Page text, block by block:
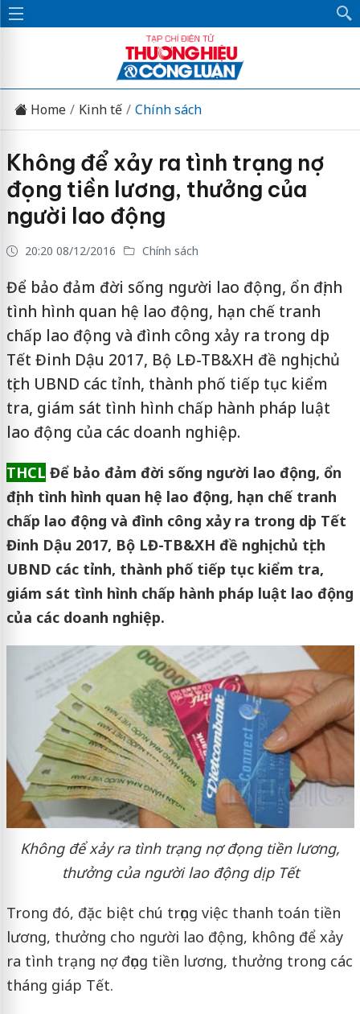
Home Kinh tế Chính sách
Không để xảy ra tình trạng nợ
đọng tiền lương, thưởng của
người lao động
20:20 08/12/2016 Chính sách
Để bảo đảm đời sống người lao động, ổn định
tình hình quan hệ lao động, hạn chế tranh
chấp lao động và đình công xảy ra trong dịp
Tết Đinh Dậu 2017, Bộ LĐ-TB&XH đề nghị chủ
tịch UBND các tỉnh, thành phố tiếp tục kiểm
tra, giám sát tình hình chấp hành pháp luật
lao động của các doanh nghiệp.
THCL Để bảo đảm đời sống người lao động, ổn
định tình hình quan hệ lao động, hạn chế tranh
chấp lao động và đình công xảy ra trong dịp Tết
Đinh Dậu 2017, Bộ LĐ-TB&XH đề nghị chủ tịch
UBND các tỉnh, thành phố tiếp tục kiểm tra,
giám sát tình hình chấp hành pháp luật lao động
của các doanh nghiệp.
Không để xảy ra tình trạng nợ đọng tiền lương,
thưởng của người lao động dịp Tết
Trong đó, đặc biệt chú trọng việc thanh toán tiền
lương, thưởng cho người lao động, không để xảy
ra tình trạng nợ đọng tiền lương, thưởng trong các
tháng giáp Tết.